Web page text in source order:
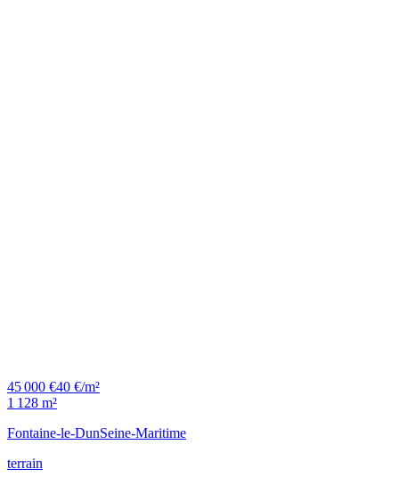
45 000 €40 €/m²
1 128 m²
Fontaine-le-DunSeine-Maritime
terrain